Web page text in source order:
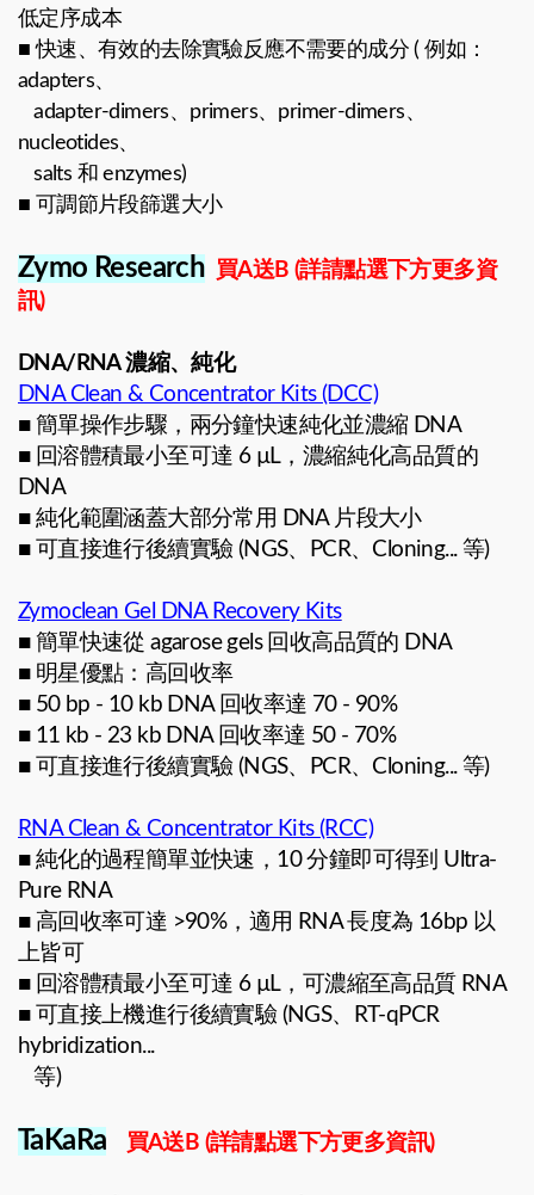
低定序成本
■ 快速、有效的去除實驗反應不需要的成分 ( 例如：
adapters、
adapter-dimers、primers、primer-dimers、
nucleotides、
salts 和 enzymes)
■ 可調節片段篩選大小
Zymo Research 買A送B (詳請點選下方更多資
訊)
DNA/RNA 濃縮、純化
DNA Clean & Concentrator Kits (DCC)
■ 簡單操作步驟，兩分鐘快速純化並濃縮 DNA
■ 回溶體積最小至可達 6 µL，濃縮純化高品質的
DNA
■ 純化範圍涵蓋大部分常用 DNA 片段大小
■ 可直接進行後續實驗 (NGS、PCR、Cloning... 等)
Zymoclean Gel DNA Recovery Kits
■ 簡單快速從 agarose gels 回收高品質的 DNA
■ 明星優點：高回收率
■ 50 bp - 10 kb DNA 回收率達 70 - 90%
■ 11 kb - 23 kb DNA 回收率達 50 - 70%
■ 可直接進行後續實驗 (NGS、PCR、Cloning... 等)
RNA Clean & Concentrator Kits (RCC)
■ 純化的過程簡單並快速，10 分鐘即可得到 Ultra-
Pure RNA
■ 高回收率可達 >90%，適用 RNA 長度為 16bp 以
上皆可
■ 回溶體積最小至可達 6 µL，可濃縮至高品質 RNA
■ 可直接上機進行後續實驗 (NGS、RT-qPCR
hybridization...
等)
TaKaRa 買A送B (詳請點選下方更多資訊)